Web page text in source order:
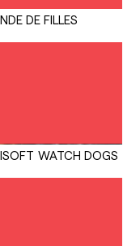
DE FILLES
WATCH DOGS